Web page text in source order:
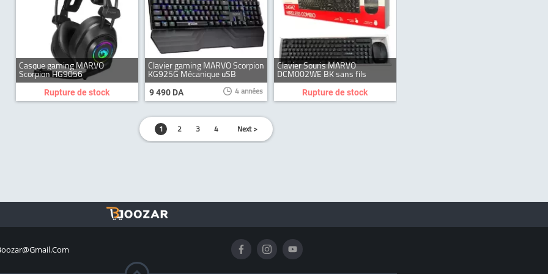
Casque gaming MARVO
Scorpion HG9056
Rupture de stock
Clavier gaming MARVO Scorpion
KG925G Mécanique uSB
9 490 DA 4 années
Clavier Souris MARVO
DCM002WE BK sans fils
Rupture de stock
1 2 3 4 Next >